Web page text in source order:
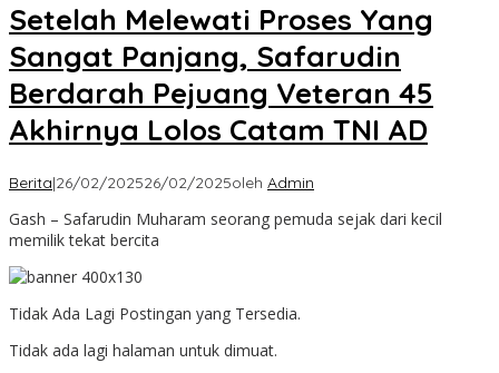
Setelah Melewati Proses Yang
Sangat Panjang, Safarudin
Berdarah Pejuang Veteran 45
Akhirnya Lolos Catam TNI AD
Berita|26/02/202526/02/2025oleh Admin
Gash – Safarudin Muharam seorang pemuda sejak dari kecil
memilik tekat bercita
Tidak Ada Lagi Postingan yang Tersedia.
Tidak ada lagi halaman untuk dimuat.